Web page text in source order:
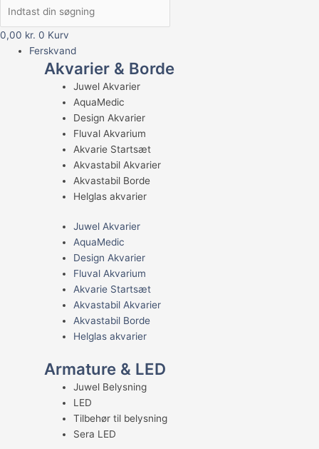
0,00 kr. 0 Kurv
Ferskvand
Akvarier & Borde
Juwel Akvarier
AquaMedic
Design Akvarier
Fluval Akvarium
Akvarie Startsæt
Akvastabil Akvarier
Akvastabil Borde
Helglas akvarier
Juwel Akvarier
AquaMedic
Design Akvarier
Fluval Akvarium
Akvarie Startsæt
Akvastabil Akvarier
Akvastabil Borde
Helglas akvarier
Armature & LED
Juwel Belysning
LED
Tilbehør til belysning
Sera LED